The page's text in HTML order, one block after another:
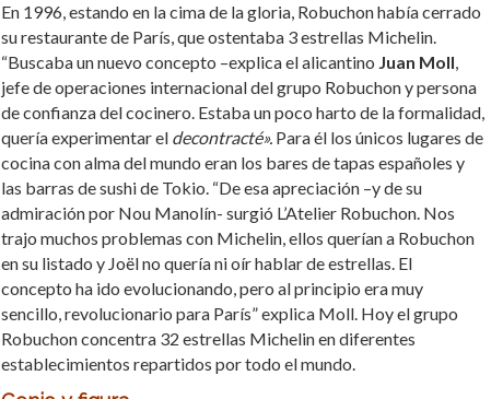
En 1996, estando en la cima de la gloria, Robuchon había cerrado
su restaurante de París, que ostentaba 3 estrellas Michelin.
“Buscaba un nuevo concepto –explica el alicantino Juan Moll,
jefe de operaciones internacional del grupo Robuchon y persona
de confianza del cocinero. Estaba un poco harto de la formalidad,
quería experimentar el decontracté». Para él los únicos lugares de
cocina con alma del mundo eran los bares de tapas españoles y
las barras de sushi de Tokio. “De esa apreciación –y de su
admiración por Nou Manolín- surgió L’Atelier Robuchon. Nos
trajo muchos problemas con Michelin, ellos querían a Robuchon
en su listado y Joël no quería ni oír hablar de estrellas. El
concepto ha ido evolucionando, pero al principio era muy
sencillo, revolucionario para París” explica Moll. Hoy el grupo
Robuchon concentra 32 estrellas Michelin en diferentes
establecimientos repartidos por todo el mundo.